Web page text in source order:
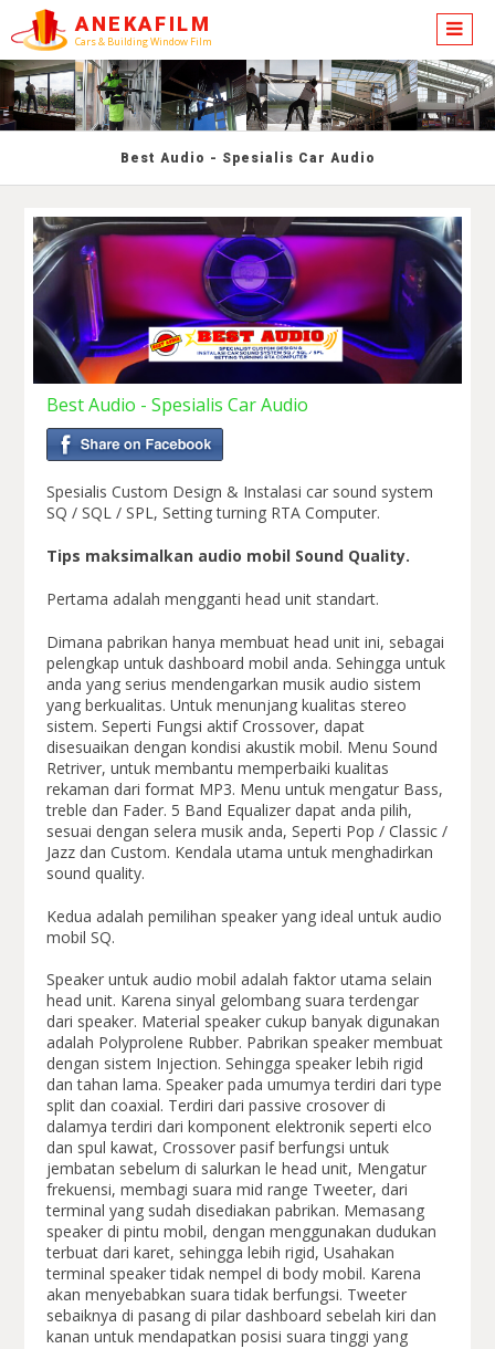
ANEKAFILM
Cars & Building Window Film
Best Audio - Spesialis Car Audio
Best Audio - Spesialis Car Audio
Spesialis Custom Design & Instalasi car sound system
SQ / SQL / SPL, Setting turning RTA Computer.
Tips maksimalkan audio mobil Sound Quality.
Pertama adalah mengganti head unit standart.
Dimana pabrikan hanya membuat head unit ini, sebagai
pelengkap untuk dashboard mobil anda. Sehingga untuk
anda yang serius mendengarkan musik audio sistem
yang berkualitas. Untuk menunjang kualitas stereo
sistem. Seperti Fungsi aktif Crossover, dapat
disesuaikan dengan kondisi akustik mobil. Menu Sound
Retriver, untuk membantu memperbaiki kualitas
rekaman dari format MP3. Menu untuk mengatur Bass,
treble dan Fader. 5 Band Equalizer dapat anda pilih,
sesuai dengan selera musik anda, Seperti Pop / Classic /
Jazz dan Custom. Kendala utama untuk menghadirkan
sound quality.
Kedua adalah pemilihan speaker yang ideal untuk audio
mobil SQ.
Speaker untuk audio mobil adalah faktor utama selain
head unit. Karena sinyal gelombang suara terdengar
dari speaker. Material speaker cukup banyak digunakan
adalah Polyprolene Rubber. Pabrikan speaker membuat
dengan sistem Injection. Sehingga speaker lebih rigid
dan tahan lama. Speaker pada umumya terdiri dari type
split dan coaxial. Terdiri dari passive crosover di
dalamya terdiri dari komponent elektronik seperti elco
dan spul kawat, Crossover pasif berfungsi untuk
jembatan sebelum di salurkan le head unit, Mengatur
frekuensi, membagi suara mid range Tweeter, dari
terminal yang sudah disediakan pabrikan. Memasang
speaker di pintu mobil, dengan menggunakan dudukan
terbuat dari karet, sehingga lebih rigid, Usahakan
terminal speaker tidak nempel di body mobil. Karena
akan menyebabkan suara tidak berfungsi. Tweeter
sebaiknya di pasang di pilar dashboard sebelah kiri dan
kanan untuk mendapatkan posisi suara tinggi yang